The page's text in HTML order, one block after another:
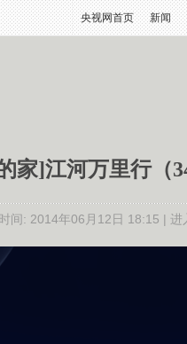
央视网首页 新闻
家]江河万里行
间: 2014年06月12日 18:15 | 进